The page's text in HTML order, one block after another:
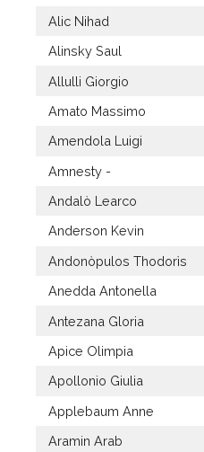
Alic Nihad
Alinsky Saul
Allulli Giorgio
Amato Massimo
Amendola Luigi
Amnesty -
Andalò Learco
Anderson Kevin
Andonòpulos Thodorìs
Anedda Antonella
Antezana Gloria
Apice Olimpia
Apollonio Giulia
Applebaum Anne
Aramin Arab